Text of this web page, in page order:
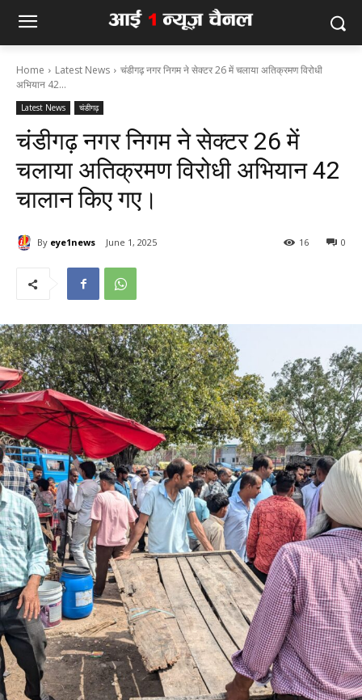
Home Latest News
चंडीगढ़ नगर निगम ने सेक्टर 26 में चलाया अतिक्रमण विरोधी
अभियान 42...
Latest News चंडीगढ़
चंडीगढ़ नगर निगम ने सेक्टर 26 में
चलाया अतिक्रमण विरोधी अभियान 42
चालान किए गए।
By eye1news June 1, 2025 0
16